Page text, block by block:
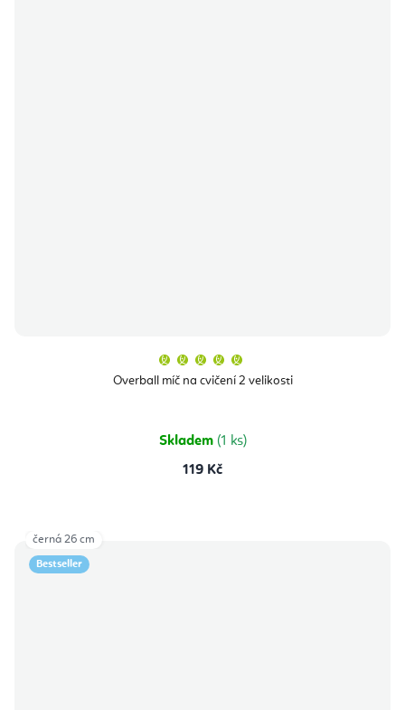
Overball míč na cvičení 2 velikosti
produktu
je
Skladem (1 ks)
119 Kč
Bestseller
černá 26 cm